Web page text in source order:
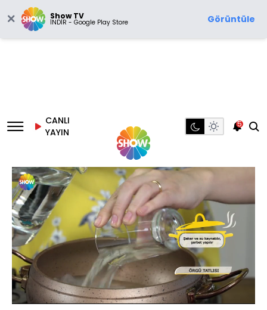
Show TV
İNDİR - Google Play Store Görüntüle
CANLI
YAYIN
5
Sesi
Aç
480P
Yüklendi:
62.12%
Oynatma
Hızı